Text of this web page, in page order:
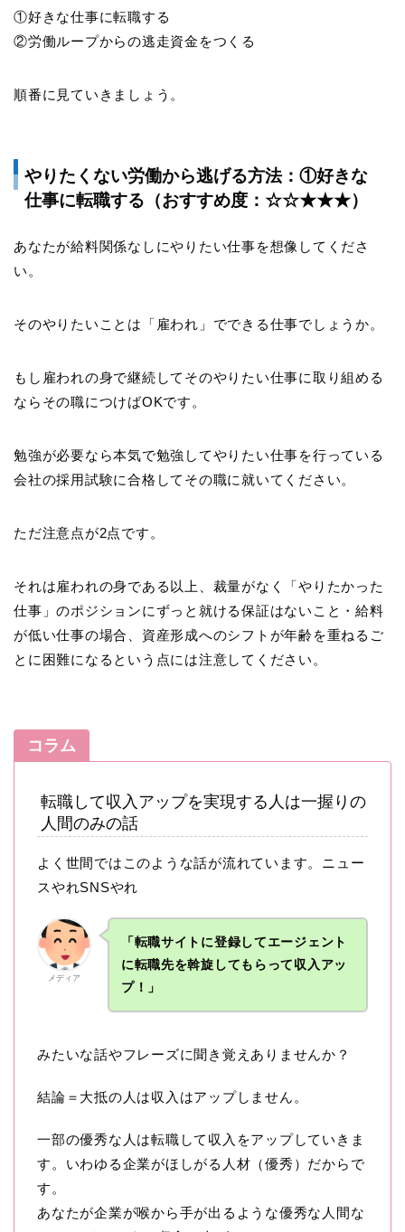
①好きな仕事に転職する
②労働ループからの逃走資金をつくる
順番に見ていきましょう。
やりたくない労働から逃げる方法：①好きな
仕事に転職する（おすすめ度：☆☆★★★）
あなたが給料関係なしにやりたい仕事を想像してくださ
い。
そのやりたいことは「雇われ」でできる仕事でしょうか。
もし雇われの身で継続してそのやりたい仕事に取り組める
ならその職につけばOKです。
勉強が必要なら本気で勉強してやりたい仕事を行っている
会社の採用試験に合格してその職に就いてください。
ただ注意点が2点です。
それは雇われの身である以上、裁量がなく「やりたかった
仕事」のポジションにずっと就ける保証はないこと・給料
が低い仕事の場合、資産形成へのシフトが年齢を重ねるご
とに困難になるという点には注意してください。
コラム
転職して収入アップを実現する人は一握りの
人間のみの話
よく世間ではこのような話が流れています。ニュー
スやれSNSやれ
メディア
「転職サイトに登録してエージェント
に転職先を斡旋してもらって収入アッ
プ！」
みたいな話やフレーズに聞き覚えありませんか？
結論＝大抵の人は収入はアップしません。
一部の優秀な人は転職して収入をアップしていきま
す。いわゆる企業がほしがる人材（優秀）だからで
す。
あなたが企業が喉から手が出るような優秀な人間な